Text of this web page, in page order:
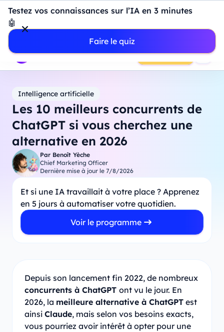
Testez vos connaissances sur l’IA en 3 minutes
🤖
Faire le quiz
Introduction à Power BI : construisez votre premier
dashboard de A à Z
- Mardi 11 Août
18h00
Professionnels
Étudiants Parents Entreprises
Prendre RDV
Intelligence artificielle
Les 10 meilleurs concurrents de
ChatGPT si vous cherchez une
alternative en 2026
Par Benoît Yèche
Chief Marketing Officer
Dernière mise à jour le 7/8/2026
Et si une IA travaillait à votre place ? Apprenez
en 5 jours à automatiser votre quotidien.
Voir le programme
Depuis son lancement fin 2022, de nombreux
concurrents à ChatGPT ont vu le jour. En
2026, la meilleure alternative à ChatGPT est
ainsi Claude, mais selon vos besoins exacts,
vous pourriez avoir intérêt à opter pour une